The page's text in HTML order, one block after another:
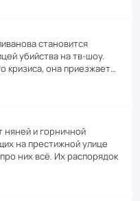
стано­вится
убийства на тв-шоу.
кризиса, она приезжает…
и горни­чной
на прес­ти­жной улице
них всё. Их распо­рядок